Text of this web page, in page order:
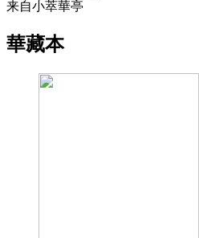
来自小萃華亭
華藏本